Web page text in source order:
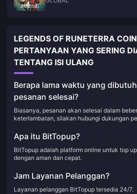
LEGENDS OF RUNETERRA
PERTANYAAN YANG SERING
TENTANG ISI ULANG
Berapa lama waktu yang
pesanan selesai?
Biasanya, pesanan akan selesai dalam
keterlambatan, silakan hubungi dukungan
Apa itu BitTopup?
BitTopup adalah platform online untuk top
dengan aman dan cepat.
Jam Layanan Pelanggan?
Layanan pelanggan BitTopup tersedia 24/7.